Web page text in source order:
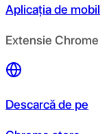
Aplicația de mobil
Extensie Chrome
Descarcă de pe